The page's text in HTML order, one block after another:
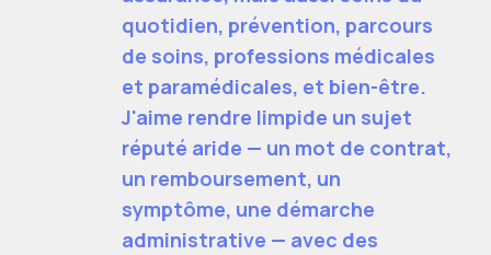
quotidien, prévention, parcours
de soins, professions médicales
et paramédicales, et bien-être.
J'aime rendre limpide un sujet
réputé aride — un mot de contrat,
un remboursement, un
symptôme, une démarche
administrative — avec des